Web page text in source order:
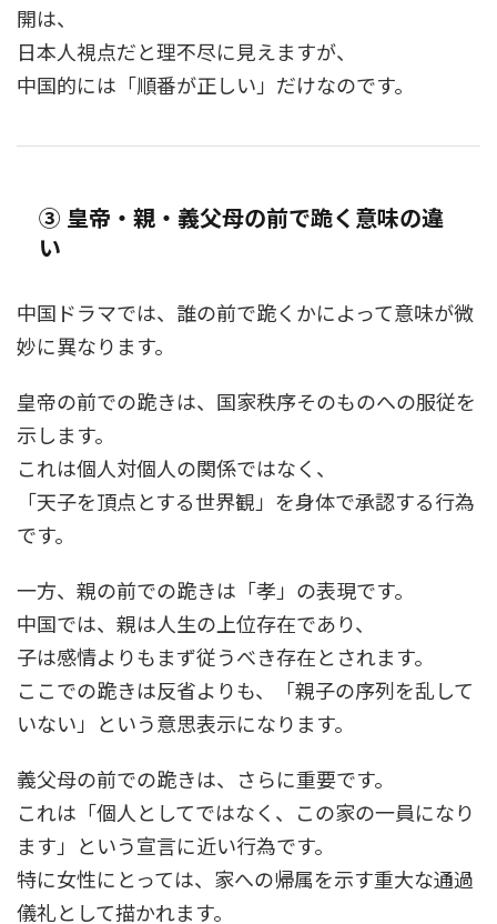
開は、
日本人視点だと理不尽に見えますが、
中国的には「順番が正しい」だけなのです。
③ 皇帝・親・義父母の前で跪く意味の違
い
中国ドラマでは、誰の前で跪くかによって意味が微
妙に異なります。
皇帝の前での跪きは、国家秩序そのものへの服従を
示します。
これは個人対個人の関係ではなく、
「天子を頂点とする世界観」を身体で承認する行為
です。
一方、親の前での跪きは「孝」の表現です。
中国では、親は人生の上位存在であり、
子は感情よりもまず従うべき存在とされます。
ここでの跪きは反省よりも、「親子の序列を乱して
いない」という意思表示になります。
義父母の前での跪きは、さらに重要です。
これは「個人としてではなく、この家の一員になり
ます」という宣言に近い行為です。
特に女性にとっては、家への帰属を示す重大な通過
儀礼として描かれます。